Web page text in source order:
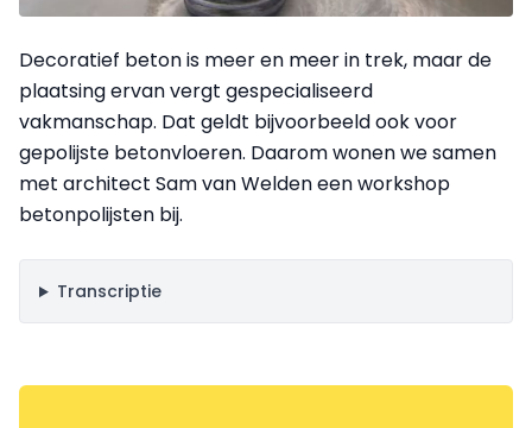
Decoratief beton is meer en meer in trek, maar de
plaatsing ervan vergt gespecialiseerd
vakmanschap. Dat geldt bijvoorbeeld ook voor
gepolijste betonvloeren. Daarom wonen we samen
met architect Sam van Welden een workshop
betonpolijsten bij.
Transcriptie